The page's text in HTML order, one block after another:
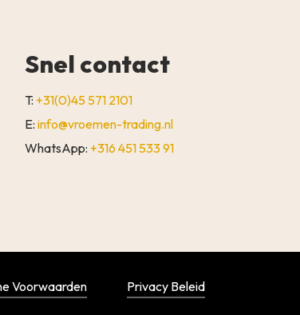
Snel contact
T: +31(0)45 571 2101
E:info@vroemen-trading.nl
WhatsApp: +316 451 533 91
Voorwaarden Privacy Beleid